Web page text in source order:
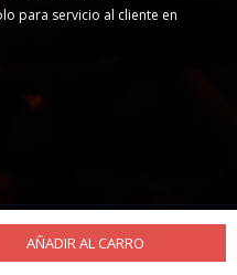
AÑADIR AL CARRO
para servicio al cliente en
todos los derechos.